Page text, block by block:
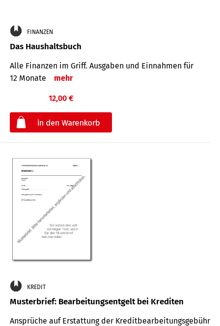
FINANZEN
Das Haushaltsbuch
Alle Finanzen im Griff. Aus­gaben und Ein­nahmen für
12 Monate
mehr
12,00 €
KREDIT
Musterbrief: Bearbeitungsentgelt bei Krediten
Ansprüche auf Erstattung der Kreditbearbeitungsgebühr